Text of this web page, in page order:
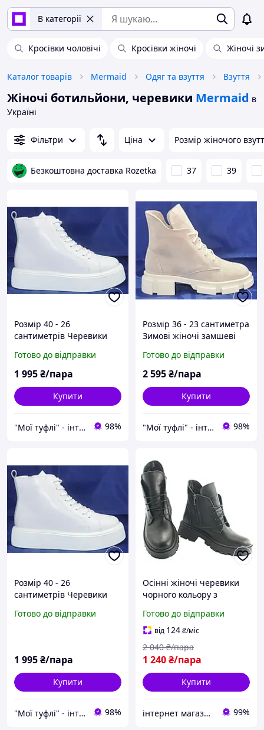
В категорії
Кросівки чоловічі Кросівки жіночі Жіночі
Каталог товарів Mermaid Одяг та взуття Взуття
Жіночі ботильйони, черевики Mermaid в
Україні
Фільтри Ціна Розмір жіночого
Безкоштовна доставка Rozetka 37 39
Розмір 40 - 26
сантиметрів Черевики
на хутрі, білі
повнорозмірні
Готово до відправки
1 995₴/пара
Купити
"Мої туфлі" - інтернет магазин взуття на всі випадки життя. 98%
Розмір 36 - 23 сантиметра
Зимові жіночі замшеві
платформі, бежеві
Mermaid 74
Готово до відправки
2 595₴/пара
Купити
"Мої туфлі" - інтернет магазин взуття на всі випадки життя. 98%
Розмір 40 - 26
сантиметрів Черевики
на хутрі, білі
Готово до відправки
1 995₴/пара
Купити
"Мої туфлі" - інтернет магазин взуття на всі випадки життя. 98%
Осінні жіночі черевики
чорного кольору з
шнурівці та блискавки
розмір 38
Готово до відправки
від 124₴/міс
1 240₴/пара
2 040 ₴/пара
Купити
інтернет магазин ОПТИМАЛЬНИЙ ВИБІР 99%